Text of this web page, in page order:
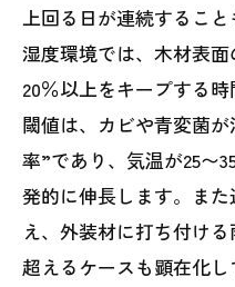
上回る日が連続するこ
湿度環境では、木材表面
20％以上をキープする
閾値は、カビや青変菌
率”であり、気温が25〜
発的に伸長します。ま
え、外装材に打ち付け
超えるケースも顕在化